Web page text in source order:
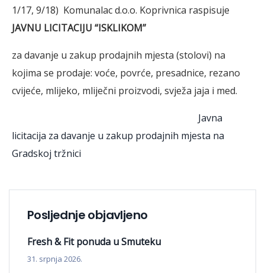
1/17, 9/18) Komunalac d.o.o. Koprivnica raspisuje
JAVNU LICITACIJU “ISKLIKOM”
za davanje u zakup prodajnih mjesta (stolovi) na
kojima se prodaje: voće, povrće, presadnice, rezano
cvijeće, mlijeko, mliječni proizvodi, svježa jaja i med.
Javna
licitacija za davanje u zakup prodajnih mjesta na
Gradskoj tržnici
Posljednje objavljeno
Fresh & Fit ponuda u Smuteku
31. srpnja 2026.